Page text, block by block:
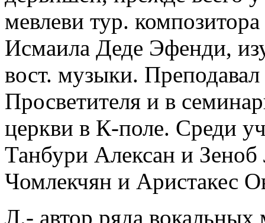
мевлеви тур.
Исмаила Деде Эфенди,
вост. музыки.
Просветителя и в
церкви в К-поле. Среди
Танбури Алексан и
Чомлекчян и Аристакес
Л.- автор ряда